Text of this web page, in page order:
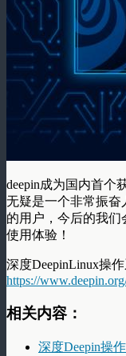
deepin成为国内首个
无疑是一个非常振奋
的用户，今后的我
使用体验！
深度DeepinLinux操作
https://
相关内容：
深度Deepin操